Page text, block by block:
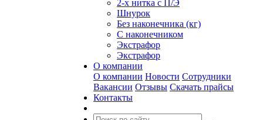
2-х нитка с П/Э
Шнурок
Без наконечника (кг)
С наконечником
Экстрафор
Экстрафор
О компании
О компании Новости Сотрудники
Вакансии Отзывы Скачать прайсы
Контакты